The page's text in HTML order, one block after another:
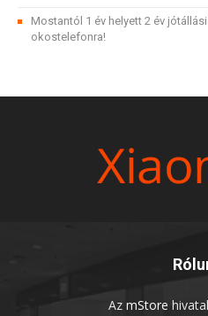
Mostantól 1 év helyett 2 év
okostelefonra!
Az mStore